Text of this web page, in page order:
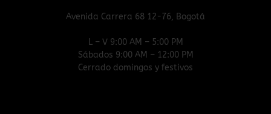
Avenida Carrera 68 12-76, Bogotá
L – V 9:00 AM – 5:00 PM
Sábados 9:00 AM – 12:00 PM
Cerrado domingos y festivos